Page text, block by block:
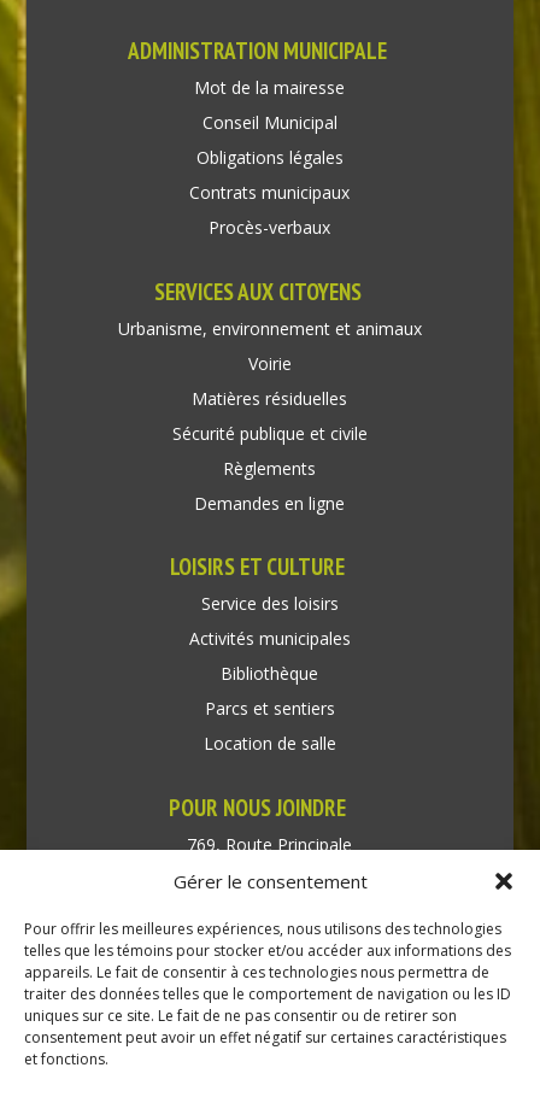
Gérer le consentement
Pour offrir les meilleures expériences, nous utilisons des technologies
telles que les témoins pour stocker et/ou accéder aux informations des
appareils. Le fait de consentir à ces technologies nous permettra de
traiter des données telles que le comportement de navigation ou les ID
uniques sur ce site. Le fait de ne pas consentir ou de retirer son
consentement peut avoir un effet négatif sur certaines caractéristiques
et fonctions.
ADMINISTRATION MUNICIPALE
Mot de la mairesse
Conseil Municipal
Obligations légales
Contrats municipaux
Procès-verbaux
SERVICES AUX CITOYENS
Urbanisme, environnement et animaux
Voirie
Matières résiduelles
Sécurité publique et civile
Règlements
Demandes en ligne
LOISIRS ET CULTURE
Service des loisirs
Activités municipales
Bibliothèque
Parcs et sentiers
Location de salle
POUR NOUS JOINDRE
769, Route Principale
Très-Saint-Rédempteur
Téléphone : (450) 451-5203
Direction générale :
dir@tressaintredempteur.ca